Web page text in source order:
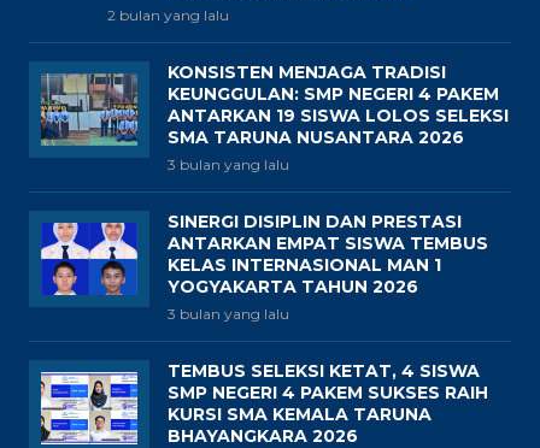
2 bulan yang lalu
KONSISTEN MENJAGA TRADISI
KEUNGGULAN: SMP NEGERI 4 PAKEM
ANTARKAN 19 SISWA LOLOS SELEKSI
SMA TARUNA NUSANTARA 2026
3 bulan yang lalu
SINERGI DISIPLIN DAN PRESTASI
ANTARKAN EMPAT SISWA TEMBUS
KELAS INTERNASIONAL MAN 1
YOGYAKARTA TAHUN 2026
3 bulan yang lalu
TEMBUS SELEKSI KETAT, 4 SISWA
SMP NEGERI 4 PAKEM SUKSES RAIH
KURSI SMA KEMALA TARUNA
BHAYANGKARA 2026